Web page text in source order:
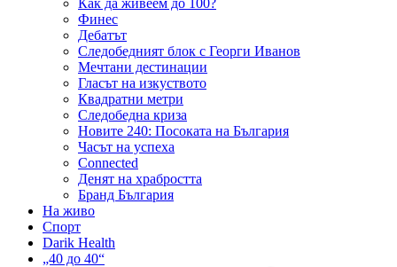
Как да живеем до 100?
Финес
Дебатът
Следобедният блок с Георги Иванов
Мечтани дестинации
Гласът на изкуството
Квадратни метри
Следобедна криза
Новите 240: Посоката на България
Часът на успеха
Connected
Денят на храбростта
Бранд България
На живо
Спорт
Darik Health
„40 до 40“